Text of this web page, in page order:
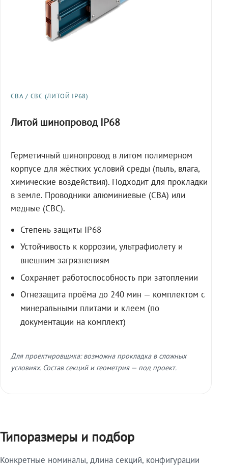
СВА / СВС (ЛИТОЙ IP68)
Литой шинопровод IP68
Герметичный шинопровод в литом полимерном
корпусе для жёстких условий среды (пыль, влага,
химические воздействия). Подходит для прокладки
в земле. Проводники алюминиевые (СВА) или
медные (СВС).
Степень защиты IP68
Устойчивость к коррозии, ультрафиолету и
внешним загрязнениям
Сохраняет работоспособность при затоплении
Огнезащита проёма до 240 мин — комплектом с
минеральными плитами и клеем (по
документации на комплект)
Для проектировщика: возможна прокладка в сложных
условиях. Состав секций и геометрия — под проект.
Типоразмеры и подбор
Конкретные номиналы, длина секций, конфигурации